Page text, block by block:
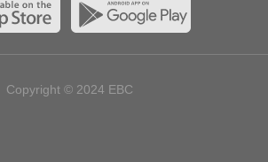
Copyright © 2024 EBC